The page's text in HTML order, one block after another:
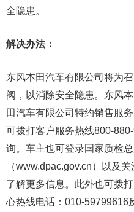
全隐患。
解决办法：
东风本田汽车有限公司将为
阀，以消除安全隐患。东风
田汽车有限公司特约销售服
可拨打客户服务热线800-
询。车主也可登录国家质检
（www.dpac.gov.cn）以及
了解更多信息。此外也可拨
心热线电话：010-59799616